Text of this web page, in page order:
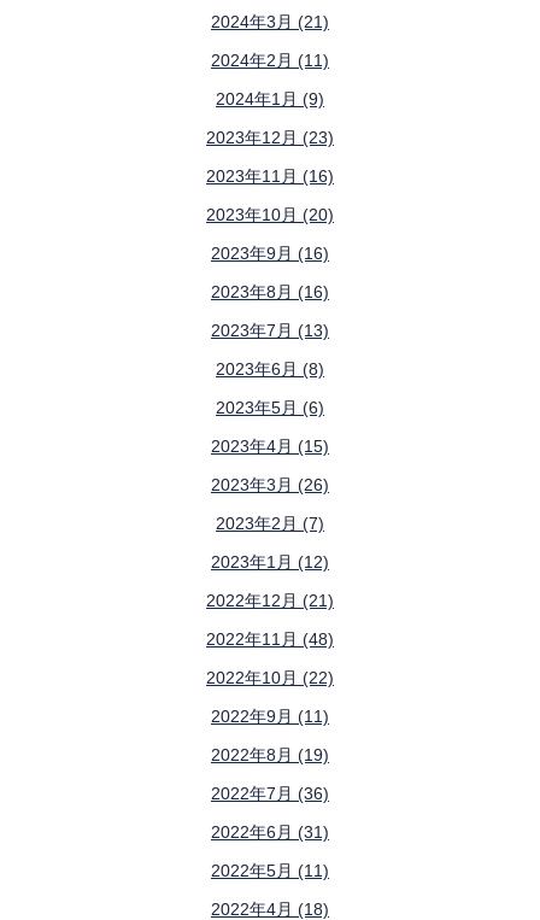
2024年3月 (21)
2024年2月 (11)
2024年1月 (9)
2023年12月 (23)
2023年11月 (16)
2023年10月 (20)
2023年9月 (16)
2023年8月 (16)
2023年7月 (13)
2023年6月 (8)
2023年5月 (6)
2023年4月 (15)
2023年3月 (26)
2023年2月 (7)
2023年1月 (12)
2022年12月 (21)
2022年11月 (48)
2022年10月 (22)
2022年9月 (11)
2022年8月 (19)
2022年7月 (36)
2022年6月 (31)
2022年5月 (11)
2022年4月 (18)